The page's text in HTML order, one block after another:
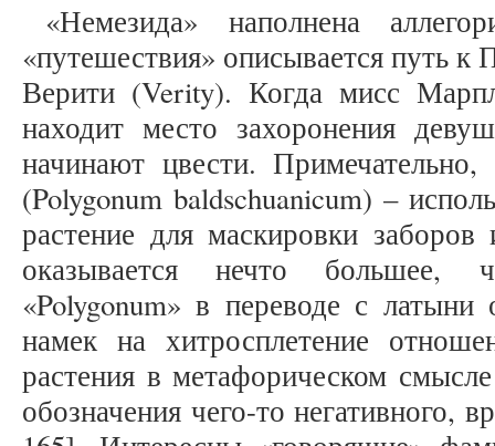
«Немезида» наполнена
«путешествия» описывается путь к
Верити (Verity). Когда мисс
находит место захоронения
начинают цвести.
(Polygonum baldschuanicum) –
растение для маскировки
оказывается нечто большее,
«Polygonum» в переводе с латыни
намек на хитросплетение
растения в метафорическом
обозначения чего-то негативного,